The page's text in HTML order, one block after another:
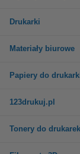
Drukarki
Materiały biurowe
Papiery do
123drukuj.pl
Tonery do drukarek